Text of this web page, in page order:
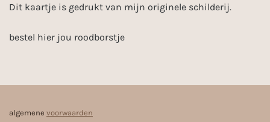
Dit kaartje is gedrukt van mijn originele schilderij.
bestel hier jou roodborstje
algemene voorwaarden